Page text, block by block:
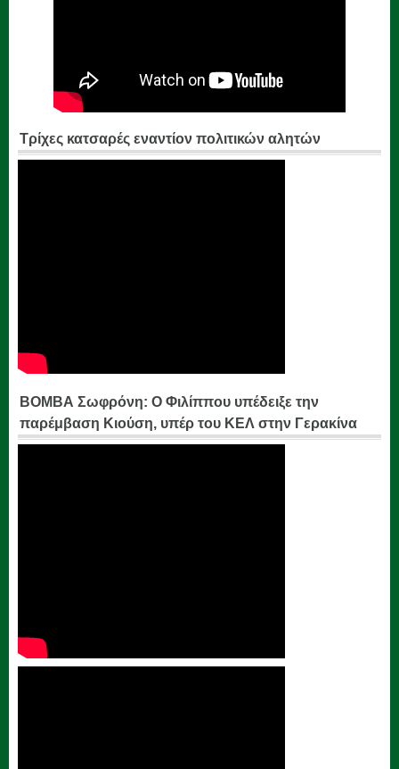
Τρίχες κατσαρές εναντίον πολιτικών αλητών
ΒΟΜΒΑ Σωφρόνη: Ο Φιλίππου υπέδειξε την
παρέμβαση Κιούση, υπέρ του ΚΕΛ στην Γερακίνα